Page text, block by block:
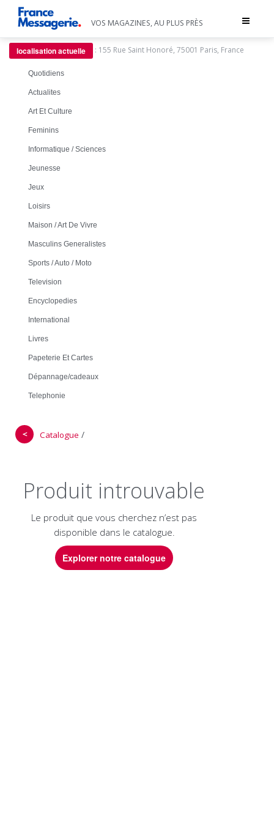
Toggle
VOS MAGAZINES, AU PLUS PRÈS
localisation actuelle : 155 Rue Saint Honoré, 75001 Paris, France
Quotidiens
Actualites
Art Et Culture
Feminins
Informatique / Sciences
Jeunesse
Jeux
Loisirs
Maison / Art De Vivre
Masculins Generalistes
Sports / Auto / Moto
Television
Encyclopedies
International
Livres
Papeterie Et Cartes
Dépannage/cadeaux
Telephonie
＜ Catalogue /
Produit introuvable
Le produit que vous cherchez n’est pas
disponible dans le catalogue.
Explorer notre catalogue